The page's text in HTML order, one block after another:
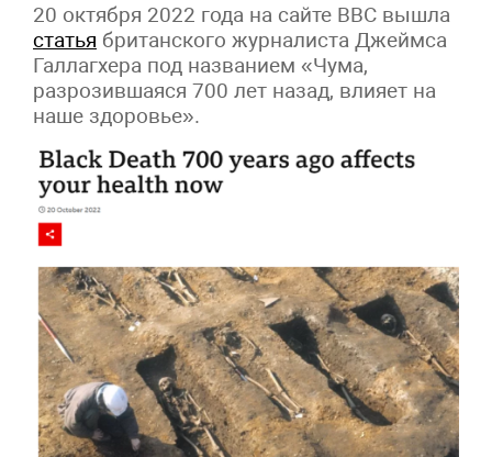
20 октября 2022 года на сайте BBC вышла
статья британского журналиста Джеймса
Галлагхера под названием «Чума,
разрозившаяся 700 лет назад, влияет на
наше здоровье».